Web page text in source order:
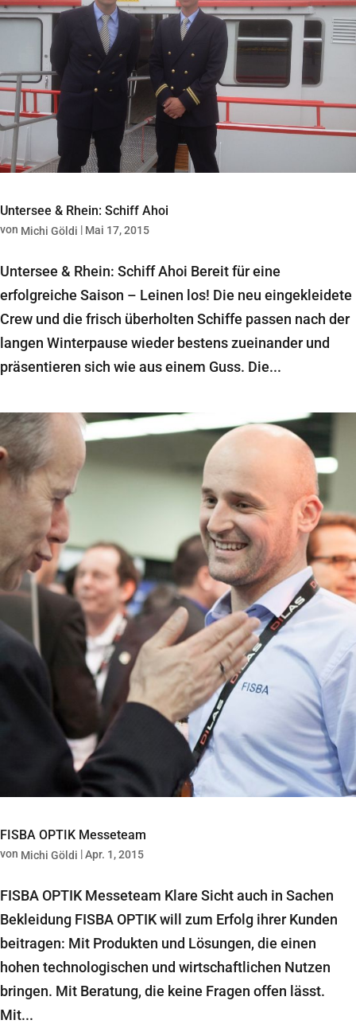
Untersee & Rhein: Schiff Ahoi
von Michi Göldi | Mai 17, 2015
Untersee & Rhein: Schiff Ahoi Bereit für eine
erfolgreiche Saison – Leinen los! Die neu eingekleidete
Crew und die frisch überholten Schiffe passen nach der
langen Winterpause wieder bestens zueinander und
präsentieren sich wie aus einem Guss. Die...
FISBA OPTIK Messeteam
von Michi Göldi |Apr. 1, 2015
FISBA OPTIK Messeteam Klare Sicht auch in Sachen
Bekleidung FISBA OPTIK will zum Erfolg ihrer Kunden
beitragen: Mit Produkten und Lösungen, die einen
hohen technologischen und wirtschaftlichen Nutzen
bringen. Mit Beratung, die keine Fragen offen lässt.
Mit...